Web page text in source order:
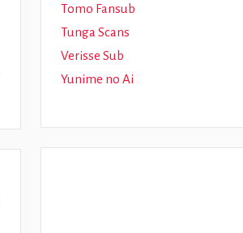
Tomo Fansub
Tunga Scans
Verisse Sub
Yunime no Ai